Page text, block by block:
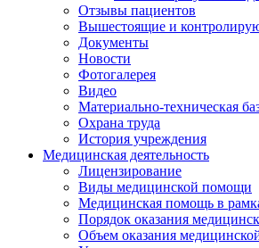
Отзывы пациентов
Вышестоящие и
Документы
Новости
Фотогалерея
Видео
Материально-техническая
Охрана труда
История учреждения
Медицинская деятельность
Лицензирование
Виды медицинской помощи
Медицинская помощь в
Порядок оказания
Объем оказания